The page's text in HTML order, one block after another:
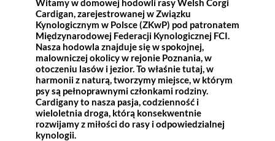
Witamy w domowej hodowli rasy Welsh Corgi
Cardigan, zarejestrowanej w Związku
Kynologicznym w Polsce (ZKwP) pod patronatem
Międzynarodowej Federacji Kynologicznej FCI.
Nasza hodowla znajduje się w spokojnej,
malowniczej okolicy w rejonie Poznania, w
otoczeniu lasów i jezior. To właśnie tutaj, w
harmonii z naturą, tworzymy miejsce, w którym
psy są pełnoprawnymi członkami rodziny.
Cardigany to nasza pasja, codzienność i
wieloletnia droga, którą konsekwentnie
rozwijamy z miłości do rasy i odpowiedzialnej
kynologii.